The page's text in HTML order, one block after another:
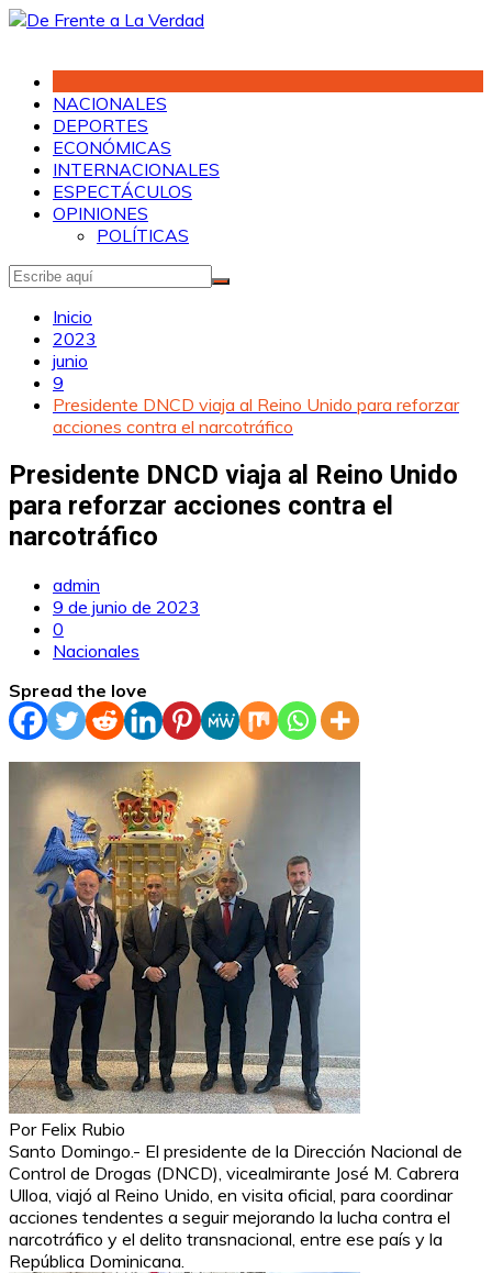
Saltar
NACIONALES
DEPORTES
ECONÓMICAS
INTERNACIONALES
ESPECTÁCULOS
OPINIONES
POLÍTICAS
Inicio
2023
junio
9
Presidente DNCD viaja al Reino Unido para reforzar
acciones contra el narcotráfico
Presidente DNCD viaja al Reino Unido
para reforzar acciones contra el
narcotráfico
admin
9 de junio de 2023
0
Nacionales
Spread the love
Por Felix Rubio
Santo Domingo.- El presidente de la Dirección Nacional de
Control de Drogas (DNCD), vicealmirante José M. Cabrera
Ulloa, viajó al Reino Unido, en visita oficial, para coordinar
acciones tendentes a seguir mejorando la lucha contra el
narcotráfico y el delito transnacional, entre ese país y la
República Dominicana.